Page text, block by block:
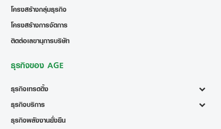
โครงสร้างกลุ่มธุรกิจ
โครงสร้างการจัดการ
ติดต่อเลขานุการบริษัท
ธุรกิจของ AGE
ธุรกิจเทรดดิ้ง
ธุรกิจบริการ
ธุรกิจพลังงานยั่งยืน